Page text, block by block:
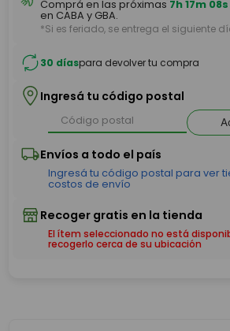
Comprá en las próximas7h 17m 07s
en CABA y GBA.
*Si es feriado, se entrega el siguiente
30 díaspara devolver tu compra
Ingresá tu código postal
El ítem seleccionado no está
recogerlo cerca de su ubicación